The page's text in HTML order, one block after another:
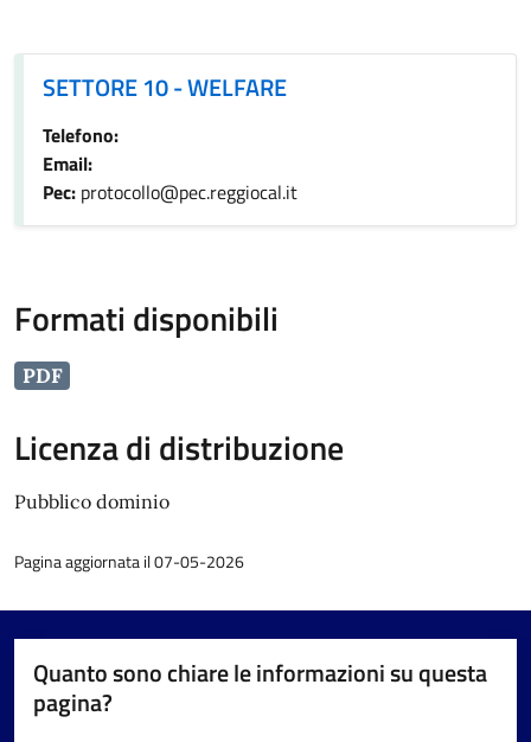
SETTORE 10 - WELFARE
Telefono:
Email:
Pec: protocollo@pec.reggiocal.it
Formati disponibili
PDF
Licenza di distribuzione
Pubblico dominio
Pagina aggiornata il 07-05-2026
Quanto sono chiare le informazioni su questa
pagina?